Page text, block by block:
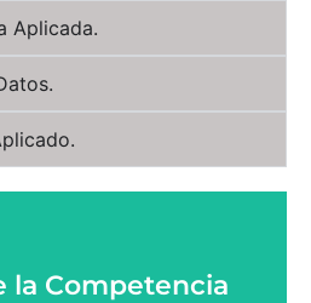
Aplicada.
la Competencia
en cada proyecto.